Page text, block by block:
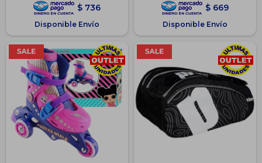
$ 736
Disponible Envío
$ 669
Disponible Envío